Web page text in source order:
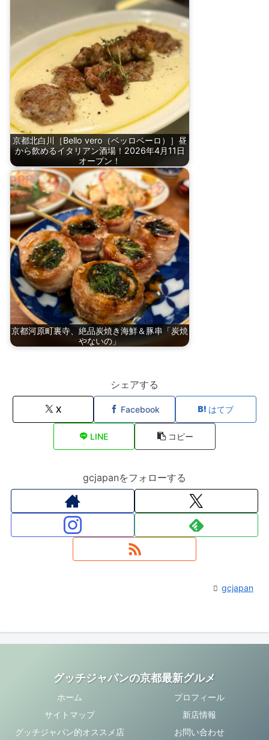
京都北白川［Bello vero（ベッロベーロ）］昼
から飲めるイタリアン酒場！2026年4月11日
オープン！
京都河原町裏寺、絶品炭焼き海鮮＆豚串「炭焼
やないの」
シェアする
X Facebook はてブ
LINE コピー
gcjapanをフォローする
gcjapan
グッチジャパンの京都最新グルメ
ホーム
プロフィール
サイトマップ
新店情報
グッチジャパン的オススメ店
お問い合わせ